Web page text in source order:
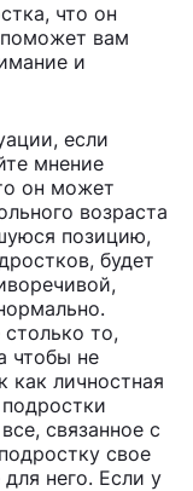
что он
вам
и
если
мнение
он может
возраста
позицию,
будет
то,
чтобы не
личностная
связанное с
свое
него. Если у